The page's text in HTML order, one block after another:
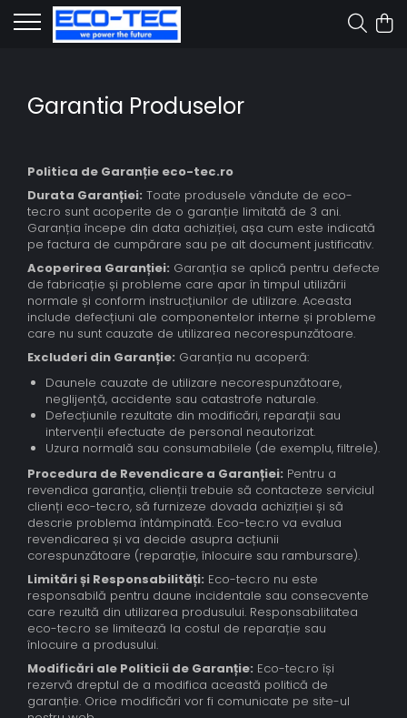
Garantia Produselor
Politica de Garanție eco-tec.ro
Durata Garanției: Toate produsele vândute de eco-
tec.ro sunt acoperite de o garanție limitată de 3 ani.
Garanția începe din data achiziției, așa cum este indicată
pe factura de cumpărare sau pe alt document justificativ.
Acoperirea Garanției: Garanția se aplică pentru defecte
de fabricație și probleme care apar în timpul utilizării
normale și conform instrucțiunilor de utilizare. Aceasta
include defecțiuni ale componentelor interne și probleme
care nu sunt cauzate de utilizarea necorespunzătoare.
Excluderi din Garanție: Garanția nu acoperă:
Daunele cauzate de utilizare necorespunzătoare,
neglijență, accidente sau catastrofe naturale.
Defecțiunile rezultate din modificări, reparații sau
intervenții efectuate de personal neautorizat.
Uzura normală sau consumabilele (de exemplu, filtrele).
Procedura de Revendicare a Garanției: Pentru a
revendica garanția, clienții trebuie să contacteze serviciul
clienți eco-tec.ro, să furnizeze dovada achiziției și să
descrie problema întâmpinată. Eco-tec.ro va evalua
revendicarea și va decide asupra acțiunii
corespunzătoare (reparație, înlocuire sau rambursare).
Limitări și Responsabilități: Eco-tec.ro nu este
responsabilă pentru daune incidentale sau consecvente
care rezultă din utilizarea produsului. Responsabilitatea
eco-tec.ro se limitează la costul de reparație sau
înlocuire a produsului.
Modificări ale Politicii de Garanție: Eco-tec.ro își
rezervă dreptul de a modifica această politică de
garanție. Orice modificări vor fi comunicate pe site-ul